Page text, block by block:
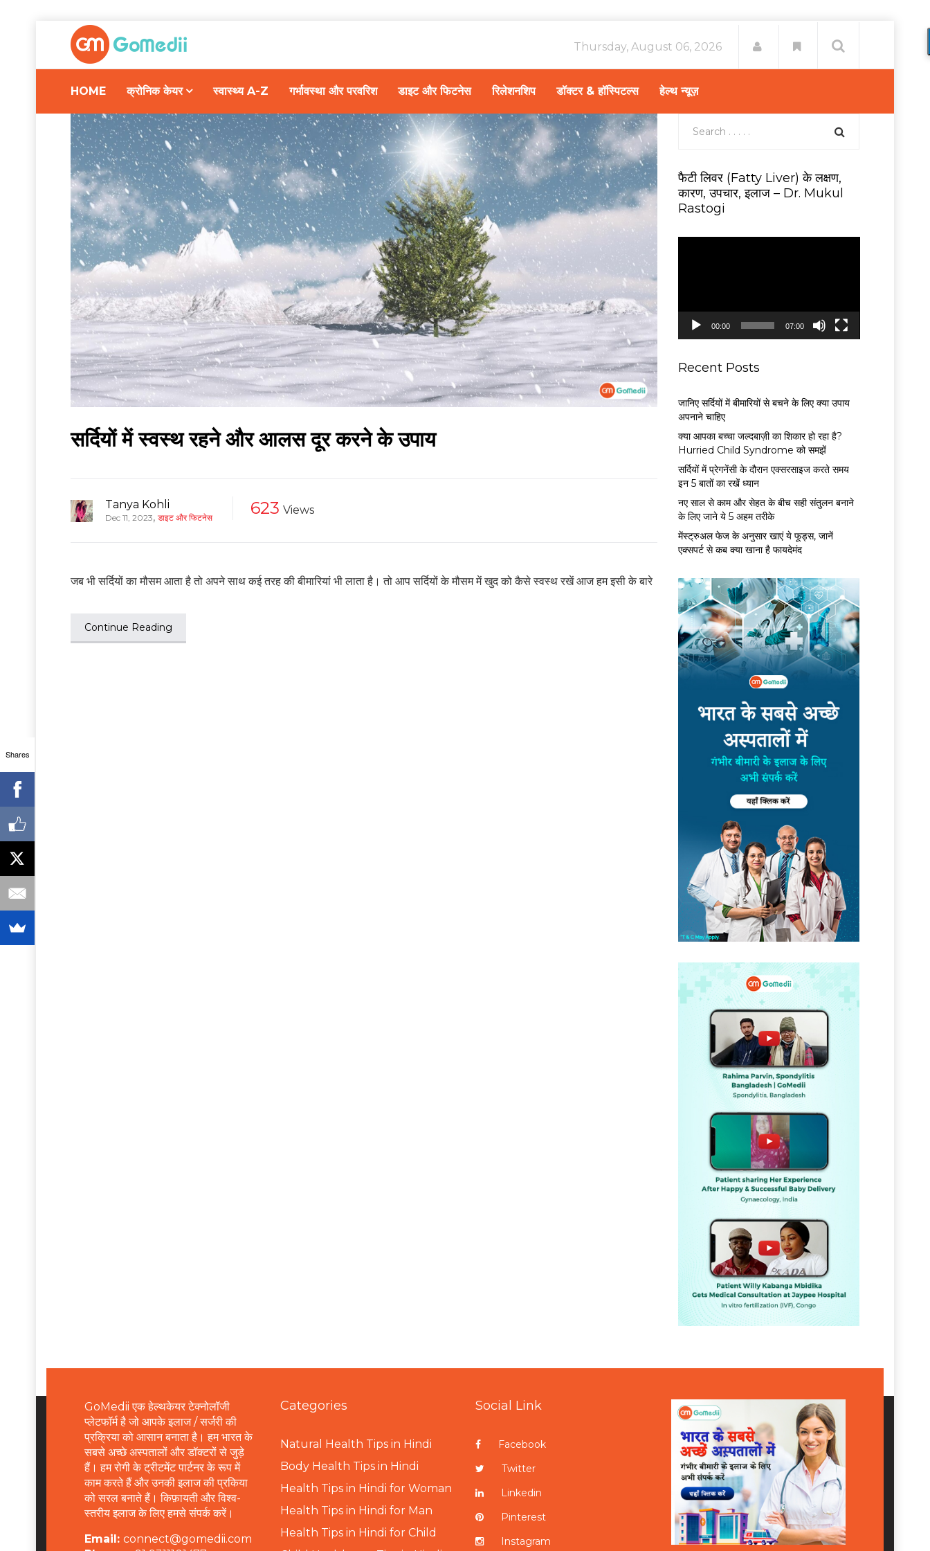
Thursday, August 06, 2026
HOME क्रोनिक केयर स्वास्थ्य A-Z गर्भावस्था और परवरिश डाइट और फिटनेस रिलेशनशिप डॉक्टर & हॉस्पिटल्स हेल्थ न्यूज़
सर्दियों में स्वस्थ रहने और आलस दूर करने के उपाय
Tanya Kohli
Dec 11, 2023, डाइट और फिटनेस 623 Views
जब भी सर्दियों का मौसम आता है तो अपने साथ कई तरह की बीमारियां भी लाता है। तो आप सर्दियों के मौसम में खुद को कैसे स्वस्थ रखें आज हम इसी के बारे
Continue Reading
फैटी लिवर (Fatty Liver) के लक्षण,
कारण, उपचार, इलाज – Dr. Mukul
Rastogi
y
00:00 07:00
Recent Posts
जानिए सर्दियों में बीमारियों से बचने के लिए क्या उपाय
अपनाने चाहिए
क्या आपका बच्चा जल्दबाज़ी का शिकार हो रहा है?
Hurried Child Syndrome को समझें
सर्द‍ियों में प्रेगनेंसी के दौरान एक्सरसाइज करते समय
इन 5 बातों का रखें ध्यान
नए साल से काम और सेहत के बीच सही संतुलन बनाने
के लिए जाने ये 5 अहम तरीके
मेंस्ट्रुअल फेज के अनुसार खाएं ये फूड्स, जानें
एक्सपर्ट से कब क्या खाना है फायदेमंद
GoMedii एक हेल्थकेयर टेक्नोलॉजी
प्लेटफॉर्म है जो आपके इलाज / सर्जरी की
प्रक्रिया को आसान बनाता है। हम भारत के
सबसे अच्छे अस्पतालों और डॉक्टरों से जुड़े
हैं। हम रोगी के ट्रीटमेंट पार्टनर के रूप में
काम करते हैं और उनकी इलाज की प्रकिया
को सरल बनाते हैं। किफ़ायती और विश्व-
स्तरीय इलाज के लिए हमसे संपर्क करें।
Email: connect@gomedii.com
Categories
Natural Health Tips in Hindi
Body Health Tips in Hindi
Health Tips in Hindi for Woman
Health Tips in Hindi for Man
Health Tips in Hindi for Child
Social Link
Facebook
Twitter
Linkedin
Pinterest
Instagram
Shares